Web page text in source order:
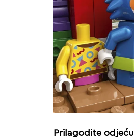
Prilagodite odjeću